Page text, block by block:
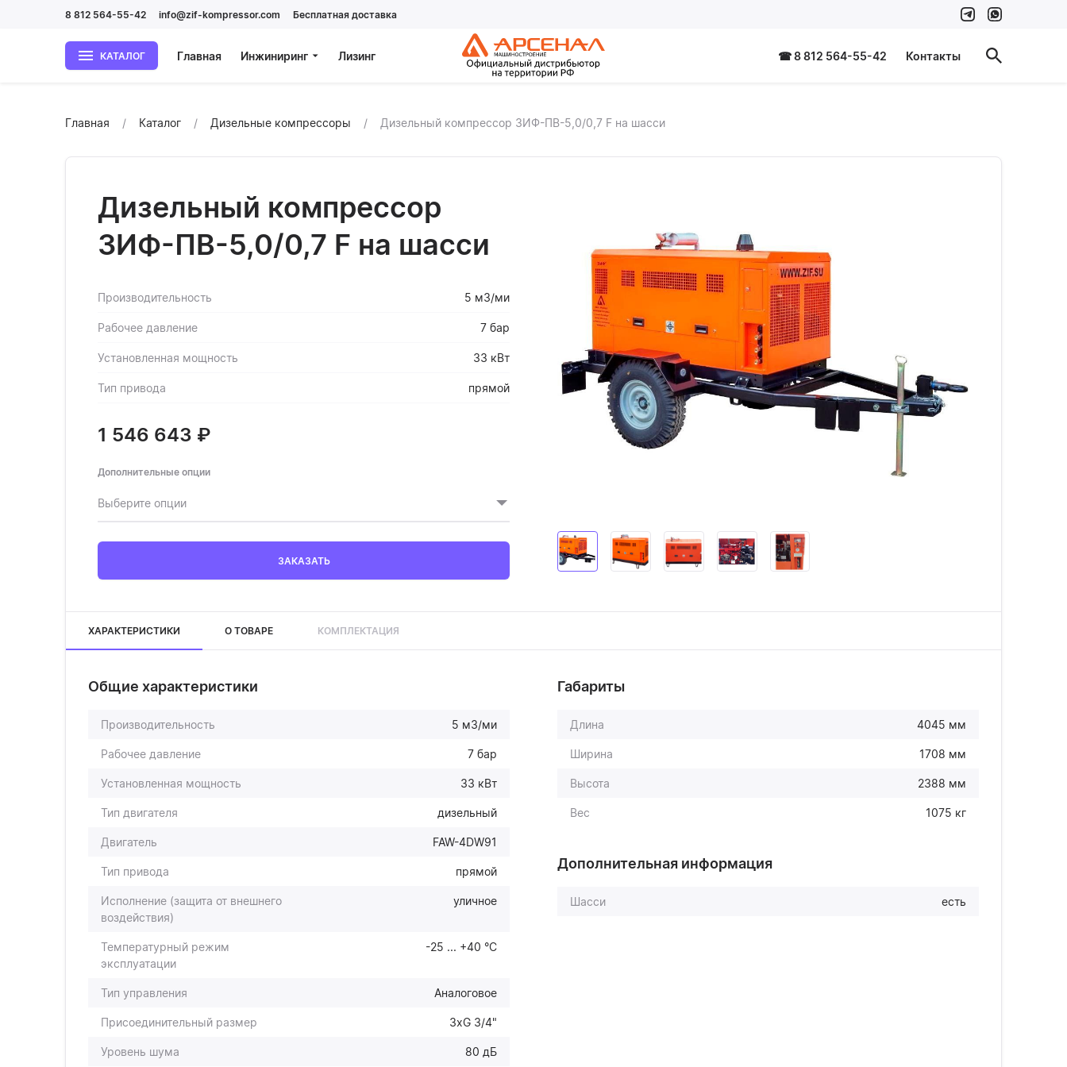
8 812 564-55-42 info@zif-kompressor.com Бесплатная доставка
КАТАЛОГ Главная Инжиниринг Лизинг ☎ 8 812 564-55-42 Контакты
Главная Каталог Дизельные компрессоры Дизельный компрессор ЗИФ-ПВ-5,0/0,7 F на шасси
Дизельный компрессор
ЗИФ-ПВ-5,0/0,7 F на шасси
Производительность 5 м3/ми
Рабочее давление 7 бар
Установленная мощность 33 кВт
Тип привода прямой
1 546 643 ₽
Дополнительные опции
Выберите опции
ЗАКАЗАТЬ
ХАРАКТЕРИСТИКИ О ТОВАРЕ КОМПЛЕКТАЦИЯ
Общие характеристики
Производительность 5 м3/ми
Рабочее давление 7 бар
Установленная мощность 33 кВт
Тип двигателя дизельный
Двигатель FAW-4DW91
Тип привода прямой
Исполнение (защита от внешнего
воздействия)
уличное
Температурный режим
эксплуатации
-25 ... +40 °С
Тип управления Аналоговое
Присоединительный размер 3хG 3/4"
Уровень шума 80 дБ
Габариты
Длина 4045 мм
Ширина 1708 мм
Высота 2388 мм
Вес 1075 кг
Дополнительная информация
Шасси есть